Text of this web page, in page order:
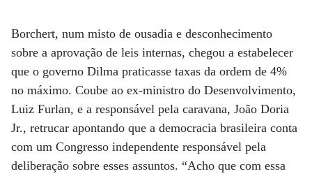
Borchert, num misto de ousadia e desconhecimento
sobre a aprovação de leis internas, chegou a estabelecer
que o governo Dilma praticasse taxas da ordem de 4%
no máximo. Coube ao ex-ministro do Desenvolvimento,
Luiz Furlan, e a responsável pela caravana, João Doria
Jr., retrucar apontando que a democracia brasileira conta
com um Congresso independente responsável pela
deliberação sobre esses assuntos. “Acho que com essa